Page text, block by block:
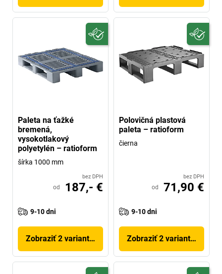
Paleta na ťažké
bremená,
vysokotlakový
polyetylén – ratioform
šírka 1000 mm
bez DPH
od 187,- €
9-10 dni
Zobraziť 2 variantov
Polovičná plastová
paleta – ratioform
čierna
bez DPH
od 71,90 €
9-10 dni
Zobraziť 2 variantov